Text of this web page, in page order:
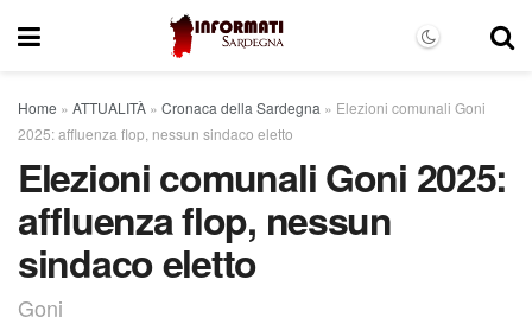
Home » ATTUALITÀ » Cronaca della Sardegna » Elezioni comunali Goni
2025: affluenza flop, nessun sindaco eletto
Elezioni comunali Goni 2025:
affluenza flop, nessun
sindaco eletto
Goni